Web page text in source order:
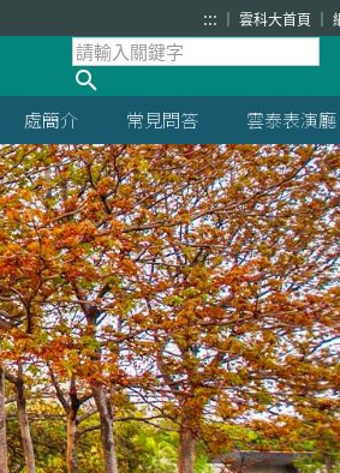
::: 雲科大首頁
處簡介 常見問答 雲泰表演廳